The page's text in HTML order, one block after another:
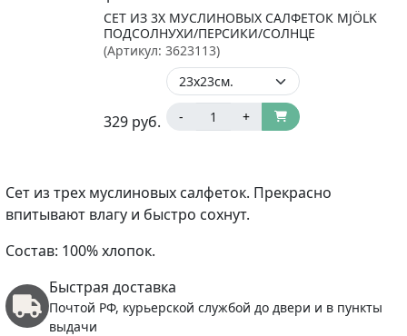
СЕТ ИЗ 3Х МУСЛИНОВЫХ САЛФЕТОК MJÖLK
ПОДСОЛНУХИ/ПЕРСИКИ/СОЛНЦЕ
(Артикул: 3623113)
329 руб. - +
Сет из трех муслиновых салфеток. Прекрасно
впитывают влагу и быстро сохнут.
Состав: 100% хлопок.
Быстрая доставка
Почтой РФ, курьерской службой до двери и в пункты
выдачи